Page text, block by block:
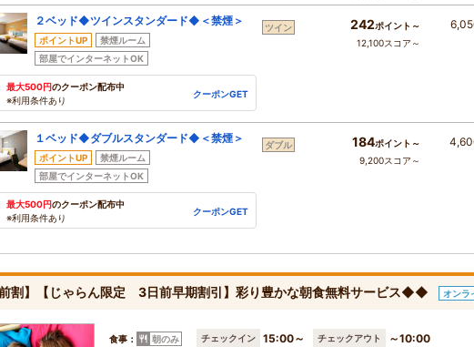
２ベッド◆ツインスタンダード◆＜禁煙＞
ポイントUP
禁煙ルーム
部屋でインターネットOK
最大500円のクーポン配布中
※利用条件あり
クーポンGET
ツイン 242ポイント～
12,100スコア～
１ベッド◆ダブルスタンダード◆＜禁煙＞
ポイントUP
禁煙ルーム
部屋でインターネットOK
最大500円のクーポン配布中
※利用条件あり
クーポンGET
ダブル 184ポイント～
9,200スコア～
割】【じゃらん限定 3日前早期割引】彩り豊かな朝食無料サービス◆◆ オンラ
食事： 朝のみ チェックイン 15:00～ チェックアウト
～10:00